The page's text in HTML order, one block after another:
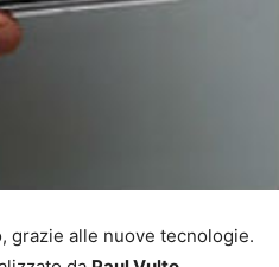
grazie alle nuove tecnologie.